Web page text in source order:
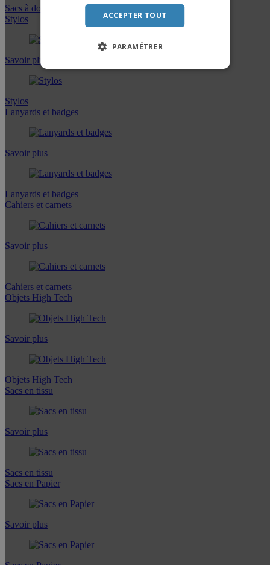
Sacs à dos
Stylos
Savoir plus
Stylos
Lanyards et badges
Savoir plus
Lanyards et badges
Cahiers et carnets
Savoir plus
Cahiers et carnets
Objets High Tech
Savoir plus
Objets High Tech
Sacs en tissu
Savoir plus
Sacs en tissu
Sacs en Papier
Savoir plus
ITALIAN
ACCEPTER TOUT
PARAMÉTRER